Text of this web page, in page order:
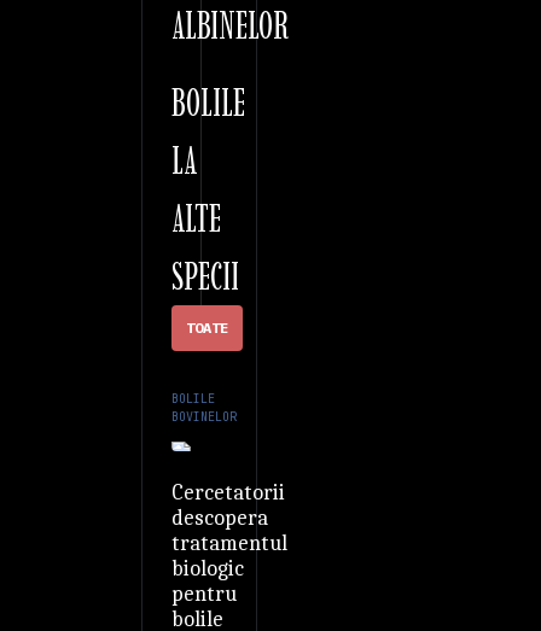
ALBINELOR
BOLILE
LA
ALTE
SPECII
TOATE
BOLILE
BOVINELOR
Cercetatorii
descopera
tratamentul
biologic
pentru
bolile